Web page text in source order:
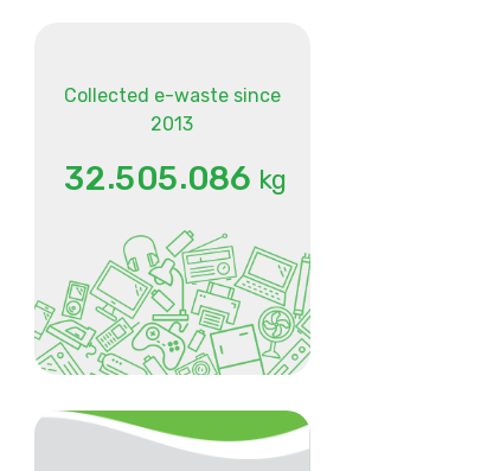
Collected e-waste since
2013
32.505.086 kg